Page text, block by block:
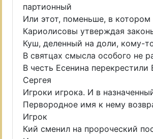
партионный
Или этот, поменьше, в котором
Кариолисовы утверждая
Куш, деленный на доли, кому-
В святцах смысла особого не
В честь Есенина перекрестили
Сергея
Игроки игрока. И в
Первородное имя к нему
Игрок
Кий сменил на пророческий